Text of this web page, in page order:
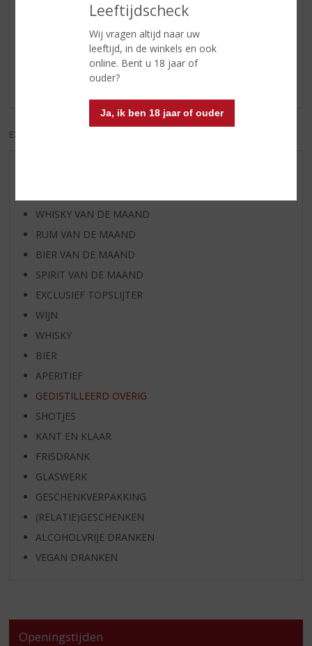
Leeftijdscheck
Wij vragen altijd naar uw
leeftijd, in de winkels en ook
online. Bent u 18 jaar of
ouder?
Ja, ik ben 18 jaar of ouder
Reviews
Schrijf een review
EXCL. BTW
WHISKY VAN DE MAAND
RUM VAN DE MAAND
BIER VAN DE MAAND
SPIRIT VAN DE MAAND
EXCLUSIEF TOPSLIJTER
WIJN
WHISKY
BIER
APERITIEF
GEDISTILLEERD OVERIG
SHOTJES
KANT EN KLAAR
FRISDRANK
GLASWERK
GESCHENKVERPAKKING
(RELATIE)GESCHENKEN
ALCOHOLVRIJE DRANKEN
VEGAN DRANKEN
Openingstijden